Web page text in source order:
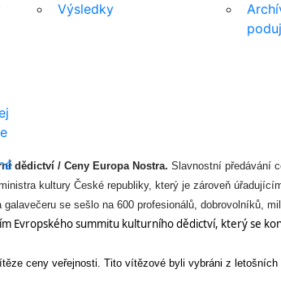
Výsledky
dědictví / Ceny Europa Nostra. Slavnostní předávání
kultury České republiky, který je zároveň
galavečeru se sešlo na 600 profesionálů, dobrovolníků,
Evropského summitu kulturního dědictví, který se
ceny veřejnosti. Tito vítězové byli vybráni z letošních